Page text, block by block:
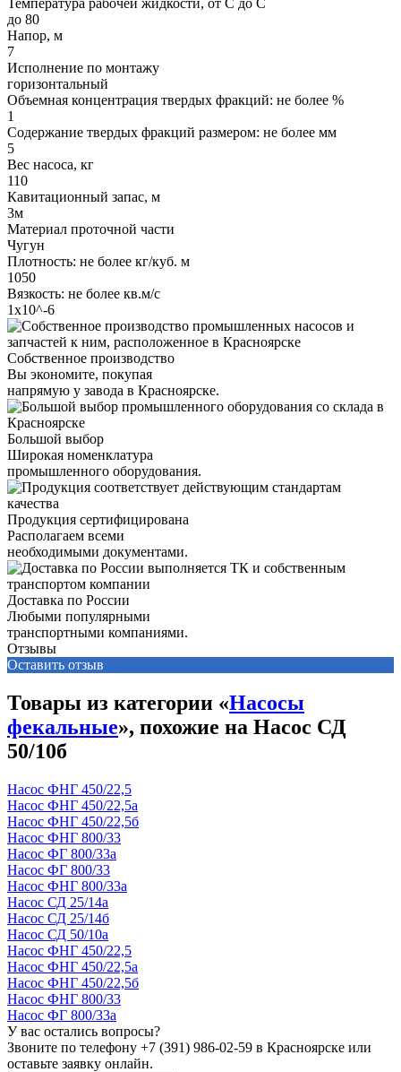
до 80
Напор, м
7
Исполнение по монтажу
горизонтальный
Объемная концентрация твердых фракций: не более %
1
Содержание твердых фракций размером: не более мм
5
Вес насоса, кг
110
Кавитационный запас, м
3м
Материал проточной части
Чугун
Плотность: не более кг/куб. м
1050
Вязкость: не более кв.м/с
1х10^-6
Собственное производство
Вы экономите, покупая
напрямую у завода в Красноярске.
Большой выбор
Широкая номенклатура
промышленного оборудования.
Продукция сертифицирована
Располагаем всеми
необходимыми документами.
Доставка по России
Любыми популярными
транспортными компаниями.
Отзывы
Оставить отзыв
Товары из категории «Насосы
фекальные», похожие на Насос СД
50/10б
Насос ФНГ 450/22,5
Насос ФНГ 450/22,5а
Насос ФНГ 450/22,5б
Насос ФНГ 800/33
Насос ФГ 800/33а
Насос ФГ 800/33
Насос ФНГ 800/33а
Насос СД 25/14а
Насос СД 25/14б
Насос СД 50/10а
Насос ФНГ 450/22,5
Насос ФНГ 450/22,5а
Насос ФНГ 450/22,5б
Насос ФНГ 800/33
Насос ФГ 800/33а
У вас остались вопросы?
Звоните по телефону +7 (391) 986-02-59 в Красноярске или
оставьте заявку онлайн.